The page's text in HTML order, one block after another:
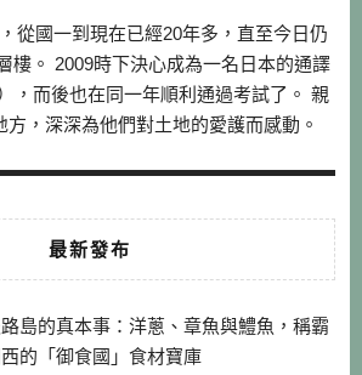
從國一到現在已經20年多，直至今日仍
樓。 2009時下決心成為一名日本的通譯
，而後也在同一年順利通過考試了。 親
方，深深為他們對土地的愛護而感動。
最新發布
島的真本事：洋蔥、章魚與鱧魚，稱霸
西的「御食國」食材寶庫